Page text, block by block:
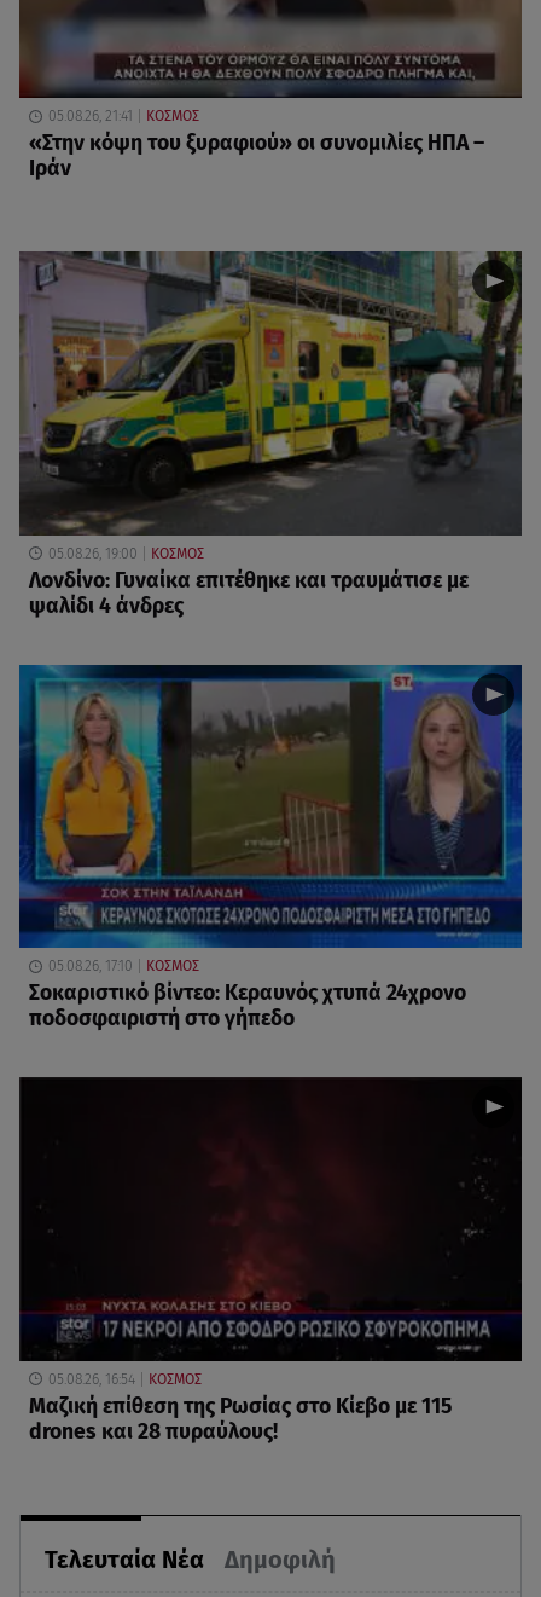
Τελευταία Νέα Δημοφιλή
05.08.26, 21:41 ΚΟΣΜΟΣ
«Στην κόψη του ξυραφιού» οι συνομιλίες ΗΠΑ –
Ιράν
05.08.26, 19:00 ΚΟΣΜΟΣ
Λονδίνο: Γυναίκα επιτέθηκε και τραυμάτισε με
ψαλίδι 4 άνδρες
05.08.26, 17:10 ΚΟΣΜΟΣ
Σοκαριστικό βίντεο: Κεραυνός χτυπά 24χρονο
ποδοσφαιριστή στο γήπεδο
05.08.26, 16:54 ΚΟΣΜΟΣ
Μαζική επίθεση της Ρωσίας στο Κίεβο με 115
drones και 28 πυραύλους!